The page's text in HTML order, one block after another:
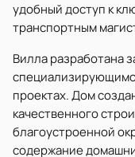
удобный доступ к
транспортным
Вилла разработана
проектах. Дом
качественного
благоустроенной
содержание